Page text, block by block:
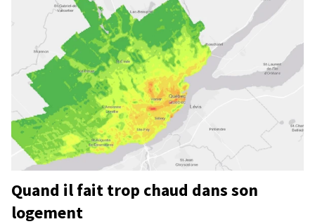
Quand il fait trop chaud dans son
logement